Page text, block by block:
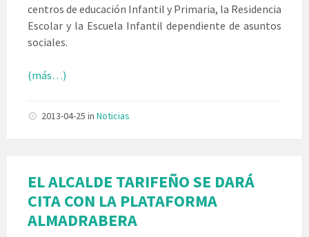
centros de educación Infantil y Primaria, la Residencia
Escolar y la Escuela Infantil dependiente de asuntos
sociales.
(más…)
2013-04-25 in Noticias
EL ALCALDE TARIFEÑO SE DARÁ
CITA CON LA PLATAFORMA
ALMADRABERA